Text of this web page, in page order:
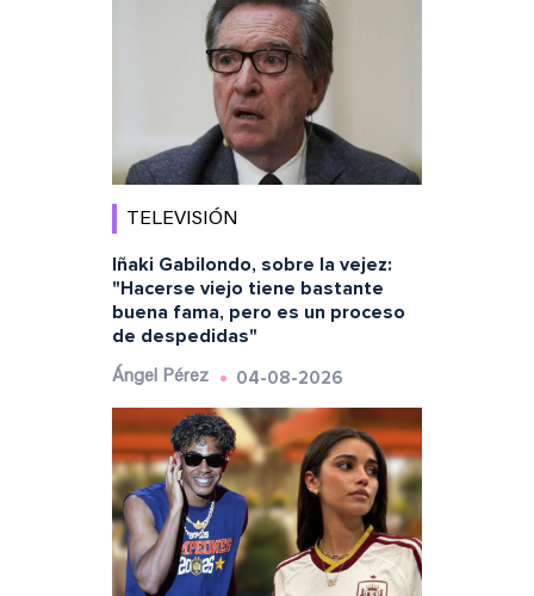
TELEVISIÓN
Iñaki Gabilondo, sobre la vejez:
"Hacerse viejo tiene bastante
buena fama, pero es un proceso
de despedidas"
Ángel Pérez 04-08-2026